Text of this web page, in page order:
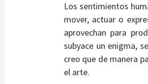
Los sentimientos
mover, actuar o
aprovechan para
subyace un enigma,
creo que de manera
el arte.